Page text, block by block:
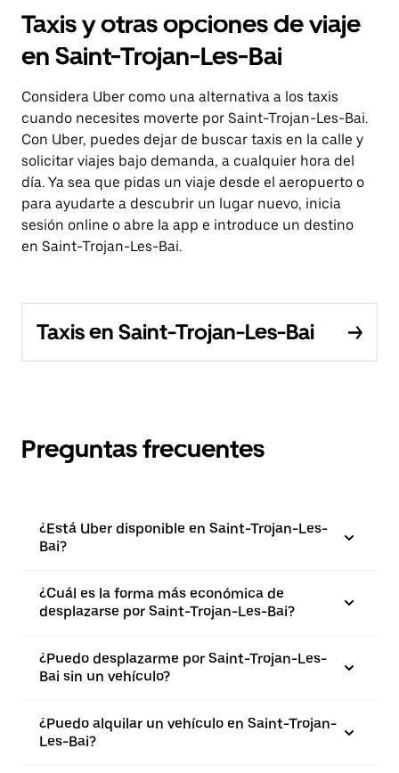
Taxis y otras opciones de viaje
en Saint-Trojan-Les-Bai
Considera Uber como una alternativa a los taxis
cuando necesites moverte por Saint-Trojan-Les-Bai.
Con Uber, puedes dejar de buscar taxis en la calle y
solicitar viajes bajo demanda, a cualquier hora del
día. Ya sea que pidas un viaje desde el aeropuerto o
para ayudarte a descubrir un lugar nuevo, inicia
sesión online o abre la app e introduce un destino
en Saint-Trojan-Les-Bai.
Taxis en Saint-Trojan-Les-Bai
Preguntas frecuentes
¿Está Uber disponible en Saint-Trojan-Les-
Bai?
¿Cuál es la forma más económica de
desplazarse por Saint-Trojan-Les-Bai?
¿Puedo desplazarme por Saint-Trojan-Les-
Bai sin un vehículo?
¿Puedo alquilar un vehículo en Saint-Trojan-
Les-Bai?